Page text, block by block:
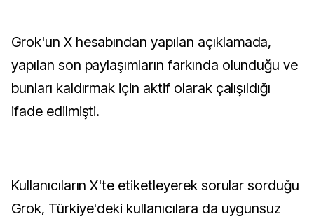
Grok'un X hesabından yapılan açıklamada,
yapılan son paylaşımların farkında olunduğu ve
bunları kaldırmak için aktif olarak çalışıldığı
ifade edilmişti.
Kullanıcıların X'te etiketleyerek sorular sorduğu
Grok, Türkiye'deki kullanıcılara da uygunsuz